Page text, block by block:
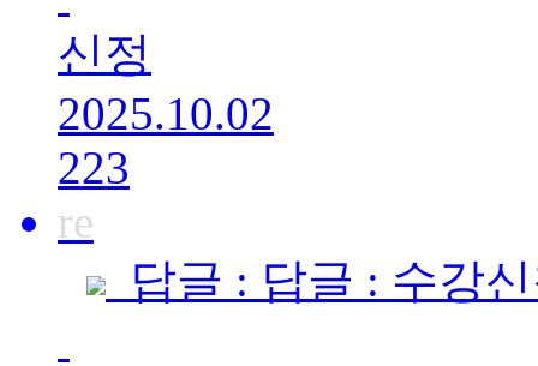
신정
2025.10.02
223
re
답글 : 답글 : 수강